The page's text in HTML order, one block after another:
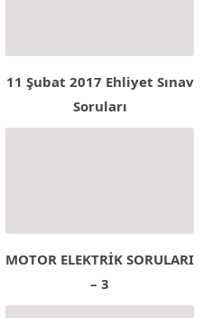
11 Şubat 2017 Ehliyet Sınav
Soruları
MOTOR ELEKTRİK SORULARI
– 3